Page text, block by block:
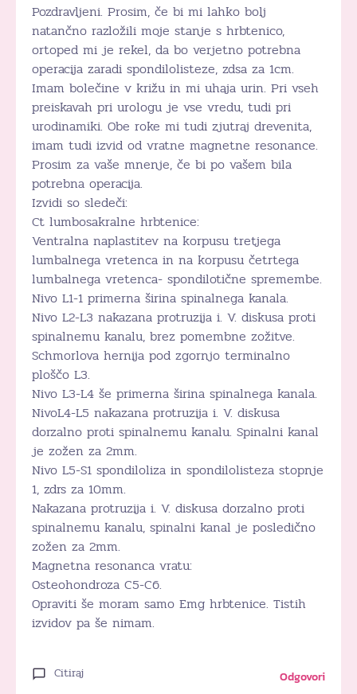
Pozdravljeni. Prosim, če bi mi lahko bolj
natančno razložili moje stanje s hrbtenico,
ortoped mi je rekel, da bo verjetno potrebna
operacija zaradi spondilolisteze, zdsa za 1cm.
Imam bolečine v križu in mi uhaja urin. Pri vseh
preiskavah pri urologu je vse vredu, tudi pri
urodinamiki. Obe roke mi tudi zjutraj drevenita,
imam tudi izvid od vratne magnetne resonance.
Prosim za vaše mnenje, če bi po vašem bila
potrebna operacija.
Izvidi so sledeči:
Ct lumbosakralne hrbtenice:
Ventralna naplastitev na korpusu tretjega
lumbalnega vretenca in na korpusu četrtega
lumbalnega vretenca- spondilotične spremembe.
Nivo L1-1 primerna širina spinalnega kanala.
Nivo L2-L3 nakazana protruzija i. V. diskusa proti
spinalnemu kanalu, brez pomembne zožitve.
Schmorlova hernija pod zgornjo terminalno
ploščo L3.
Nivo L3-L4 še primerna širina spinalnega kanala.
NivoL4-L5 nakazana protruzija i. V. diskusa
dorzalno proti spinalnemu kanalu. Spinalni kanal
je zožen za 2mm.
Nivo L5-S1 spondiloliza in spondilolisteza stopnje
1, zdrs za 10mm.
Nakazana protruzija i. V. diskusa dorzalno proti
spinalnemu kanalu, spinalni kanal je posledično
zožen za 2mm.
Magnetna resonanca vratu:
Osteohondroza C5-C6.
Opraviti še moram samo Emg hrbtenice. Tistih
izvidov pa še nimam.
Citiraj Odgovori